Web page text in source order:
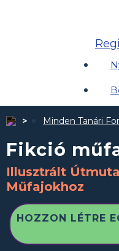
Minden Tanári
Fikció
Illusztrált
Műfajokhoz
HOZZON LÉTRE